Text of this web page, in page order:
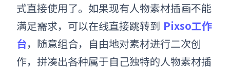
式直接使用了。如果现有人物素材插画不能
满足需求，可以在线直接跳转到 Pixso工作
台，随意组合，自由地对素材进行二次创
作，拼凑出各种属于自己独特的人物素材插